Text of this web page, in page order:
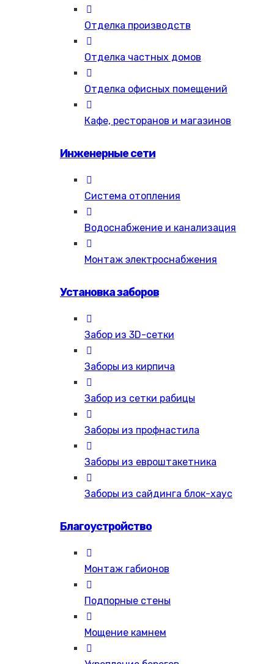
Отделка производств
Отделка частных домов
Отделка офисных помещений
Кафе, ресторанов и магазинов
Инженерные сети
Система отопления
Водоснабжение и канализация
Монтаж электроснабжения
Установка заборов
Забор из 3D-сетки
Заборы из кирпича
Забор из сетки рабицы
Заборы из профнастила
Заборы из евроштакетника
Заборы из сайдинга блок-хаус
Благоустройство
Монтаж габионов
Подпорные стены
Мощение камнем